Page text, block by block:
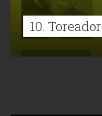
10. Toreador